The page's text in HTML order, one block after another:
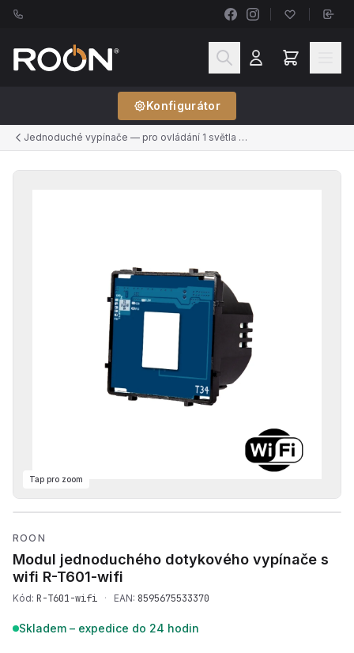
Konfigurátor
Jednoduché vypínače — pro ovládání 1 světla z 1 místa (řazení č.1)
Tap pro zoom
ROON
Modul jednoduchého dotykového vypínače s
wifi R-T601-wifi
Kód: R-T601-wifi · EAN: 8595675533370
Skladem – expedice do 24 hodin